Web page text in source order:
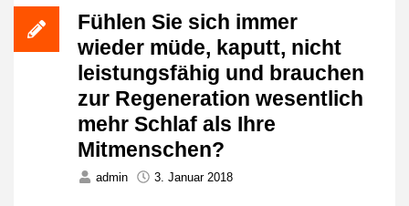
Fühlen Sie sich immer
wieder müde, kaputt, nicht
leistungsfähig und brauchen
zur Regeneration wesentlich
mehr Schlaf als Ihre
Mitmenschen?
admin 3. Januar 2018